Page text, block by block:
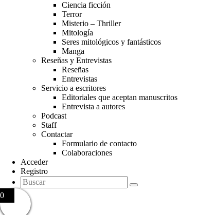
Ciencia ficción
Terror
Misterio – Thriller
Mitología
Seres mitológicos y fantásticos
Manga
Reseñas y Entrevistas
Reseñas
Entrevistas
Servicio a escritores
Editoriales que aceptan manuscritos
Entrevista a autores
Podcast
Staff
Contactar
Formulario de contacto
Colaboraciones
Acceder
Registro
0